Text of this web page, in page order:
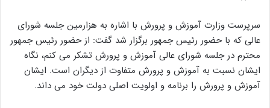
سرپرست وزارت آموزش و پرورش با اشاره به هزارمین جلسه شورای
عالی که با حضور رئیس جمهور برگزار شد گفت: از حضور رئیس جمهور
محترم در جلسه شورای عالی آموزش و پرورش تشکر می کنم، نگاه
ایشان نسبت به آموزش و پرورش متفاوت از دیگران است. ایشان
آموزش و پرورش را برنامه و اولویت اصلی دولت خود می داند.